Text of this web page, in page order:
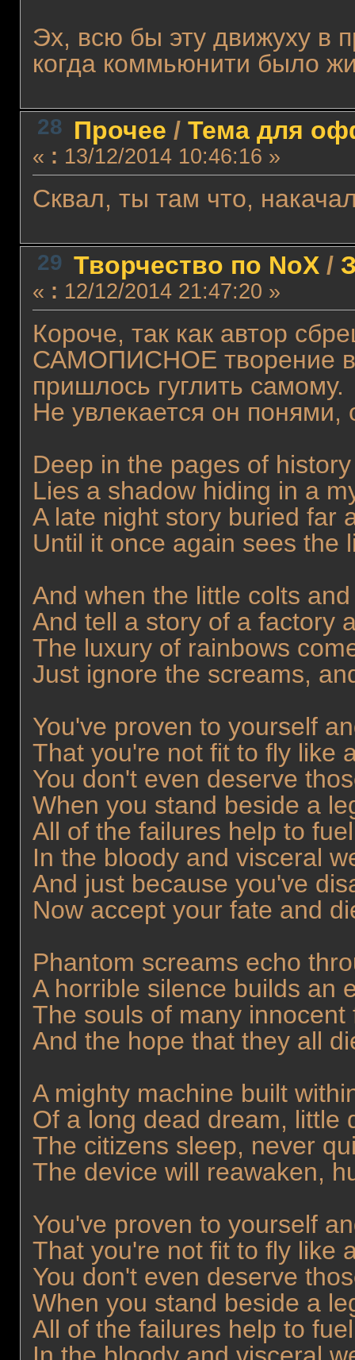
Эх, всю бы эту движуху в
когда коммьюнити было
28 Прочее / Тема для
« : 13/12/2014 10:46:16 »
Сквал, ты там что,
29 Творчество по NoX/
« : 12/12/2014 21:47:20 »
Короче, так как автор
САМОПИСНОЕ творение в
пришлось гуглить самому.
Не увлекается он понями,
Deep in the pages of history
Lies a shadow hiding in a
A late night story buried far
Until it once again sees the
And when the little colts
And tell a story of a factory
The luxury of rainbows
Just ignore the screams,
You've proven to yourself
That you're not fit to fly like
You don't even deserve
When you stand beside a
All of the failures help to
In the bloody and visceral
And just because you've
Now accept your fate and
Phantom screams echo
A horrible silence builds an
The souls of many innocent
And the hope that they all
A mighty machine built
Of a long dead dream, little
The citizens sleep, never
The device will reawaken,
You've proven to yourself
That you're not fit to fly like
You don't even deserve
When you stand beside a
All of the failures help to